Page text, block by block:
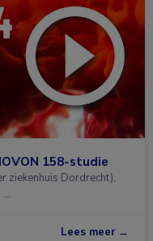
158-studie
ziekenhuis Dordrecht),
…
Lees meer →